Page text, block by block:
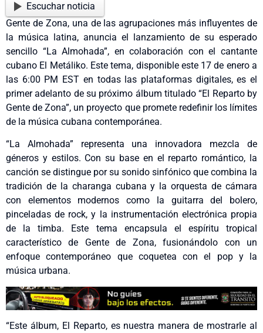
Escuchar noticia
Gente de Zona, una de las agrupaciones más influyentes de
la música latina, anuncia el lanzamiento de su esperado
sencillo “La Almohada”, en colaboración con el cantante
cubano El Metáliko. Este tema, disponible este 17 de enero a
las 6:00 PM EST en todas las plataformas digitales, es el
primer adelanto de su próximo álbum titulado “El Reparto by
Gente de Zona”, un proyecto que promete redefinir los límites
de la música cubana contemporánea.
“La Almohada” representa una innovadora mezcla de
géneros y estilos. Con su base en el reparto romántico, la
canción se distingue por su sonido sinfónico que combina la
tradición de la charanga cubana y la orquesta de cámara
con elementos modernos como la guitarra del bolero,
pinceladas de rock, y la instrumentación electrónica propia
de la timba. Este tema encapsula el espíritu tropical
característico de Gente de Zona, fusionándolo con un
enfoque contemporáneo que coquetea con el pop y la
música urbana.
“Este álbum, El Reparto, es nuestra manera de mostrarle al